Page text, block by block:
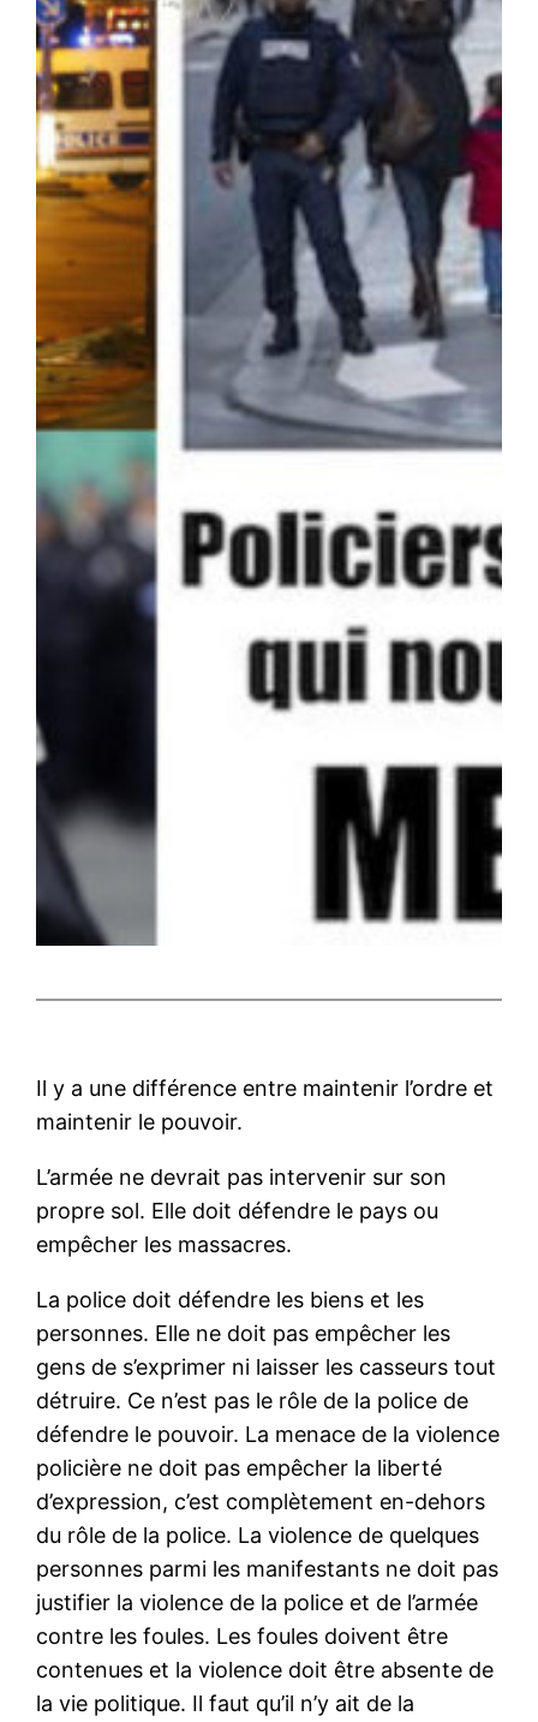
Il y a une différence entre maintenir l’ordre et
maintenir le pouvoir.
L’armée ne devrait pas intervenir sur son
propre sol. Elle doit défendre le pays ou
empêcher les massacres.
La police doit défendre les biens et les
personnes. Elle ne doit pas empêcher les
gens de s’exprimer ni laisser les casseurs tout
détruire. Ce n’est pas le rôle de la police de
défendre le pouvoir. La menace de la violence
policière ne doit pas empêcher la liberté
d’expression, c’est complètement en-dehors
du rôle de la police. La violence de quelques
personnes parmi les manifestants ne doit pas
justifier la violence de la police et de l’armée
contre les foules. Les foules doivent être
contenues et la violence doit être absente de
la vie politique. Il faut qu’il n’y ait de la